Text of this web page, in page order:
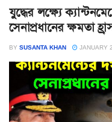
যুদ্ধের লক্ষ্যে
সেনাপ্রধানের ক্ষমতা
BY SUSANTA KHAN JANUARY